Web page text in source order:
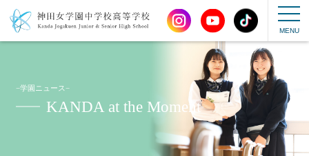
−学園ニュース−
KANDA at the Moment